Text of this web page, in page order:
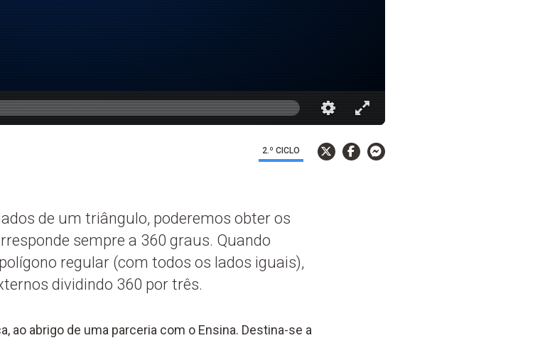
2.º CICLO
de um triângulo, poderemos obter os
sempre a 360 graus. Quando
regular (com todos os lados iguais),
dividindo 360 por três.
ao abrigo de uma parceria com o Ensina. Destina-se a